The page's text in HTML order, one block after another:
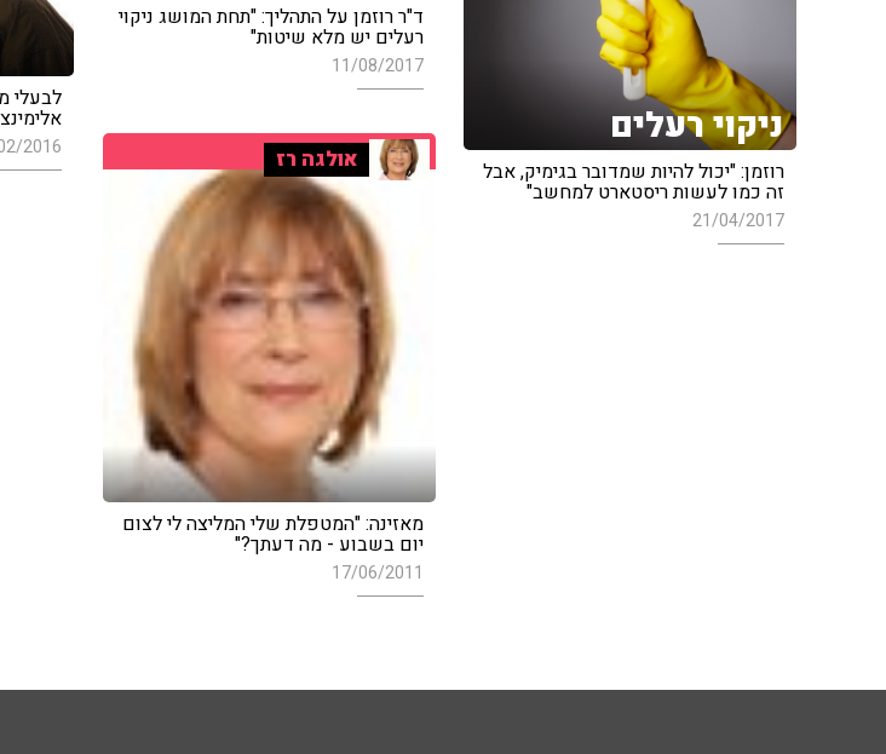
ד"ר רוזמן על התהליך: "תחת המושג ניקוי
רעלים יש מלא שיטות"
11/08/2017
ניקוי רעלים
רוזמן: "יכול להיות שמדובר בגימיק, אבל
זה כמו לעשות ריסטארט למחשב"
21/04/2017
לבעלי
2016 אולגה רז
מאזינה: "המטפלת שלי המליצה לי לצום
יום בשבוע - מה דעתך?"
17/06/2011